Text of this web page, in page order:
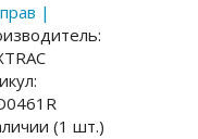
|
(1 шт.)